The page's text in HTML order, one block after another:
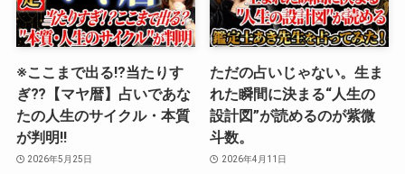
※ここまで出る⁉︎当たりす
ぎ⁇【マヤ暦】占いであな
たの人生のサイクル・本質
が判明‼️
2026年5月25日
ただの占いじゃない。生ま
れた瞬間に決まる“人生の
設計図”が読めるのが紫微
斗数。
2026年4月11日